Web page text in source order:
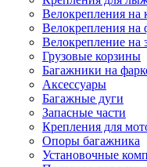
Велокрепления
Велокрепления на
Велокрепление на
Грузовые корзины
Багажники на
Аксессуары
Багажные дуги
Запасные части
Крепления для
Опоры багажника
Установочные